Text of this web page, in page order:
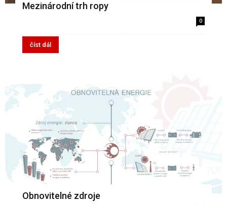
Mezinárodní trh ropy
0
číst dál
Obnovitelné zdroje